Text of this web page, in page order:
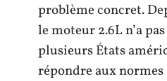
problème concret.
le moteur 2.6L n’a
plusieurs États
répondre aux